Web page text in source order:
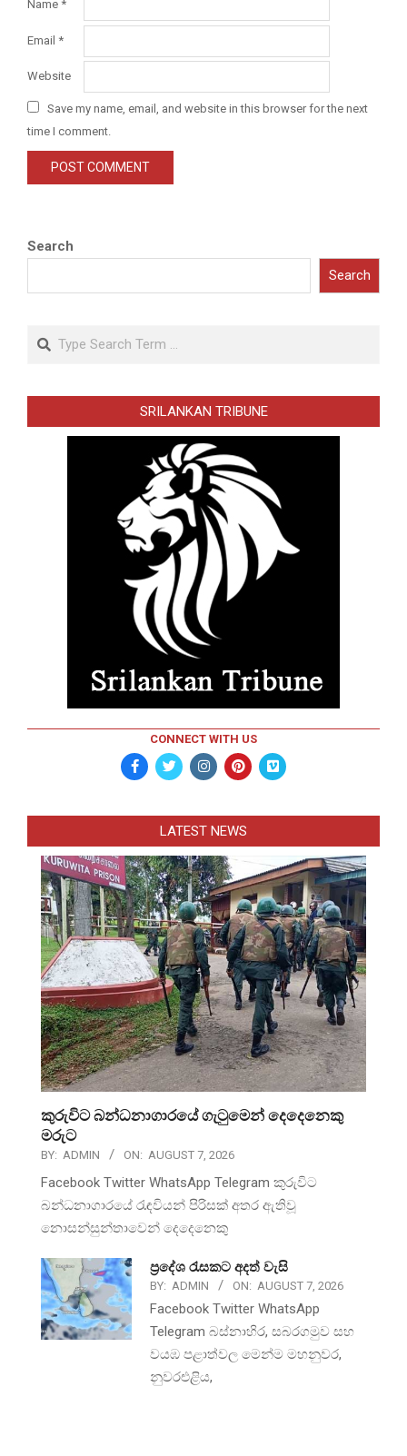
Name *
Email *
Website
Save my name, email, and website in this browser for the next
time I comment.
Search
Search
Search
SRILANKAN TRIBUNE
CONNECT WITH US
LATEST NEWS
කුරුවිට බන්ධනාගාරයේ ගැටුමෙන් දෙදෙනෙකු
මරුට
BY: ADMIN ON: AUGUST 7, 2026
Facebook Twitter WhatsApp Telegram කුරුවිට
බන්ධනාගාරයේ රැඳවියන් පිරිසක් අතර ඇතිවූ
නොසන්සුන්තාවෙන් දෙදෙනෙකු
ප්‍රදේශ රැසකට අදත් වැසි
BY: ADMIN ON: AUGUST 7, 2026
Facebook Twitter WhatsApp
Telegram බස්නාහිර, සබරගමුව සහ
වයඹ පළාත්වල මෙන්ම මහනුවර,
නුවරඑළිය,